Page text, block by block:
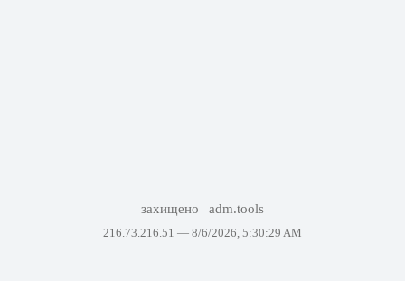
захищено adm.tools
216.73.216.51 — 8/6/2026, 5:30:29 AM